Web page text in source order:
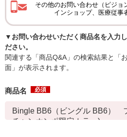
その他のお問い合わせ（ピジョ
インショップ、医療従事
▼お問い合わせいただく商品名を入力
ださい。
関連する「商品Q&A」の検索結果と「
面」が表示されます。
商品名 必須